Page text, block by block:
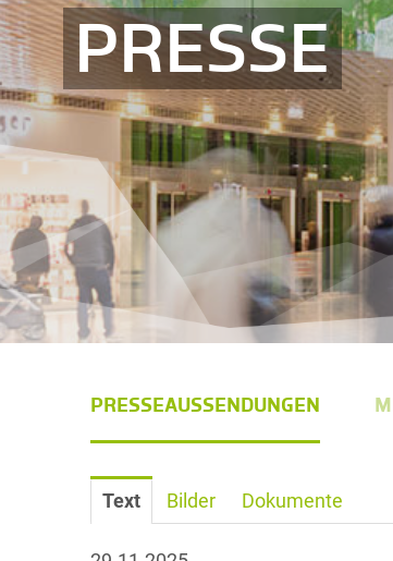
PRESSE
PRESSEAUSSENDUNGEN
Text Bilder Dokumente